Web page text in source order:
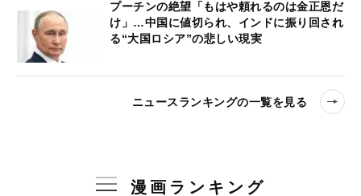
プーチンの絶望「もはや頼れるのは金正恩だ
け」…中国に値切られ、インドに振り回され
る“大国ロシア”の悲しい現実
ニュースランキングの一覧を見る
漫画ランキング